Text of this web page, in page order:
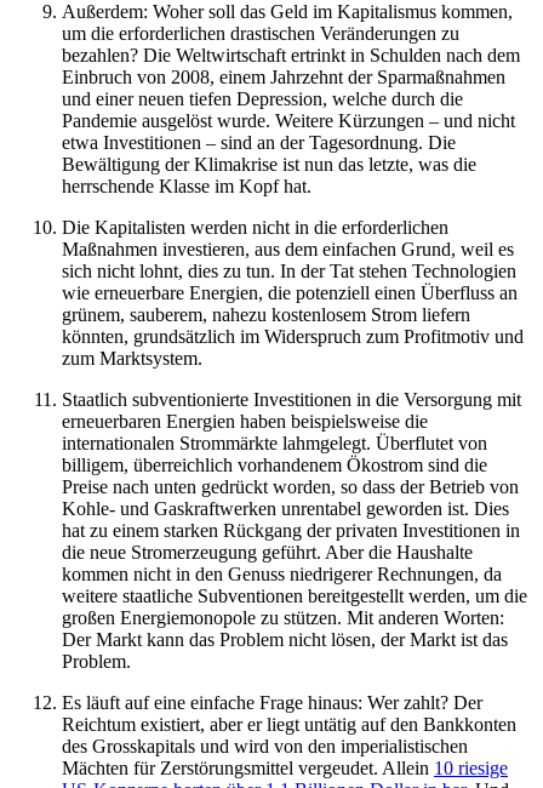
Außerdem: Woher soll das Geld im Kapitalismus kommen,
um die erforderlichen drastischen Veränderungen zu
bezahlen? Die Weltwirtschaft ertrinkt in Schulden nach dem
Einbruch von 2008, einem Jahrzehnt der Sparmaßnahmen
und einer neuen tiefen Depression, welche durch die
Pandemie ausgelöst wurde. Weitere Kürzungen – und nicht
etwa Investitionen – sind an der Tagesordnung. Die
Bewältigung der Klimakrise ist nun das letzte, was die
herrschende Klasse im Kopf hat.
Die Kapitalisten werden nicht in die erforderlichen
Maßnahmen investieren, aus dem einfachen Grund, weil es
sich nicht lohnt, dies zu tun. In der Tat stehen Technologien
wie erneuerbare Energien, die potenziell einen Überfluss an
grünem, sauberem, nahezu kostenlosem Strom liefern
könnten, grundsätzlich im Widerspruch zum Profitmotiv und
zum Marktsystem.
Staatlich subventionierte Investitionen in die Versorgung mit
erneuerbaren Energien haben beispielsweise die
internationalen Strommärkte lahmgelegt. Überflutet von
billigem, überreichlich vorhandenem Ökostrom sind die
Preise nach unten gedrückt worden, so dass der Betrieb von
Kohle- und Gaskraftwerken unrentabel geworden ist. Dies
hat zu einem starken Rückgang der privaten Investitionen in
die neue Stromerzeugung geführt. Aber die Haushalte
kommen nicht in den Genuss niedrigerer Rechnungen, da
weitere staatliche Subventionen bereitgestellt werden, um die
großen Energiemonopole zu stützen. Mit anderen Worten:
Der Markt kann das Problem nicht lösen, der Markt ist das
Problem.
Es läuft auf eine einfache Frage hinaus: Wer zahlt? Der
Reichtum existiert, aber er liegt untätig auf den Bankkonten
des Grosskapitals und wird von den imperialistischen
Mächten für Zerstörungsmittel vergeudet. Allein 10 riesige